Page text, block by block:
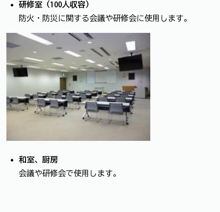
研修室（100人収容）
防火・防災に関する会議や研修会に使用します。
和室、厨房
会議や研修会で使用します。